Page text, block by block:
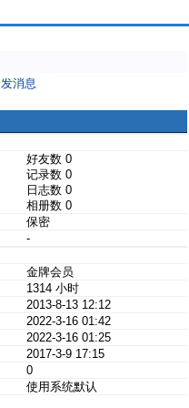
发消息
好友数 0
记录数 0
日志数 0
相册数 0
保密
-
金牌会员
1314 小时
2013-8-13 12:12
2022-3-16 01:42
2022-3-16 01:25
2017-3-9 17:15
0
使用系统默认